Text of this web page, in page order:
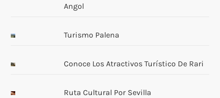
Angol
Turismo Palena
Conoce Los Atractivos Turístico De Rari
Ruta Cultural Por Sevilla